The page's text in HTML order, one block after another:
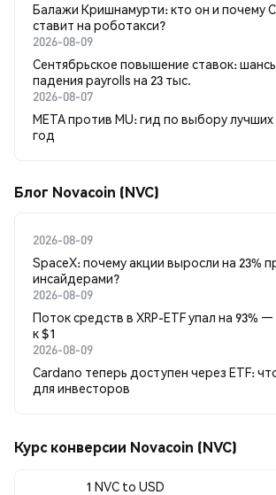
Балажи Кришнамурти: кто он и почему
ставит на роботакси?
2026-08-09
Сентябрьское повышение ставок:
падения payrolls на 23 тыс.
2026-08-07
META против MU: гид по выбору лучших
год
Блог Novacoin (NVC)
2026-08-09
SpaceX: почему акции выросли на 23%
инсайдерами?
2026-08-09
Поток средств в XRP-ETF упал на 93%
к $1
2026-08-09
Cardano теперь доступен через ETF:
для инвесторов
Курс конверсии Novacoin (NVC)
1 NVC to USD